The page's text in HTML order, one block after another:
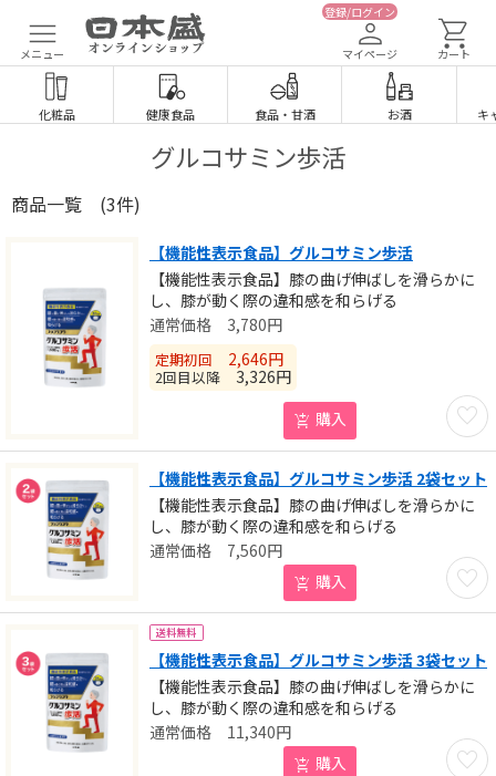
メニュー
登録/ログイン
マイページ カート
化粧品 健康食品 食品・ 甘酒 お酒 キ
グルコサミン歩活
商品一覧 (3件)
【機能性表示食品】グルコサミン歩活
【機能性表示食品】膝の曲げ伸ばしを滑らかに
し、膝が動く際の違和感を和らげる
お気
3,780円
定期初回 2,646円
2回目以降 3,326円
購入
【機能性表示食品】グルコサミン歩活 2袋セット
【機能性表示食品】膝の曲げ伸ばしを滑らかに
し、膝が動く際の違和感を和らげる
お気
7,560円
購入
送料無料
【機能性表示食品】グルコサミン歩活 3袋セット
【機能性表示食品】膝の曲げ伸ばしを滑らかに
し、膝が動く際の違和感を和らげる
お気
11,340円
購入